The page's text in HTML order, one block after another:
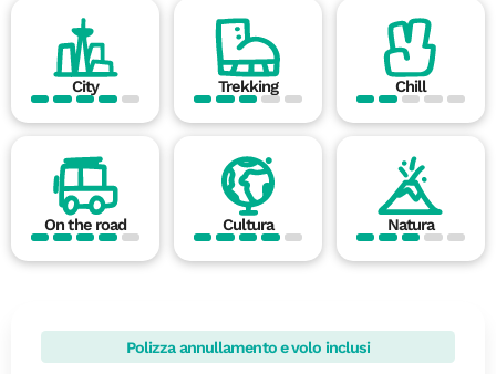
City Trekking Chill
On the road Cultura Natura
Polizza annullamento e volo inclusi